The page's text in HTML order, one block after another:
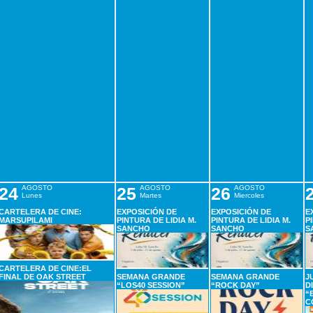
AGOSTO
Lunes
DE CINE:
DE CINE:EL
DE OAK STREET
25 AGOSTO
Martes
EXPOSICIÓN DE
PINTURA DE LIDIA M.
SANCHO
SEMANA GRANDE
“LOS40 SESSION”
26 AGOSTO
Miercoles
EXPOSICIÓN DE
PINTURA DE LIDIA M.
SANCHO
SEMANA GRANDE
“ROCK DAY”